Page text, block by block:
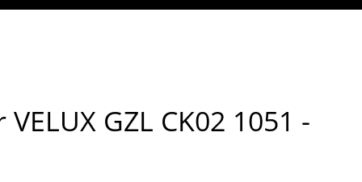
GZL CK02 1051 -